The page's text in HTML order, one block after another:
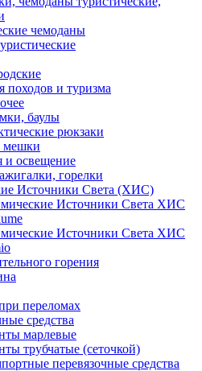
чемоданы
походов и туризма
баулы
рюкзаки
мешки
и освещение
горелки
Источники Света (ХИС)
Источники Света ХИС
Источники Света ХИС
горения
переломах
средства
марлевые
трубчатые (сеточкой)
перевязочные средства